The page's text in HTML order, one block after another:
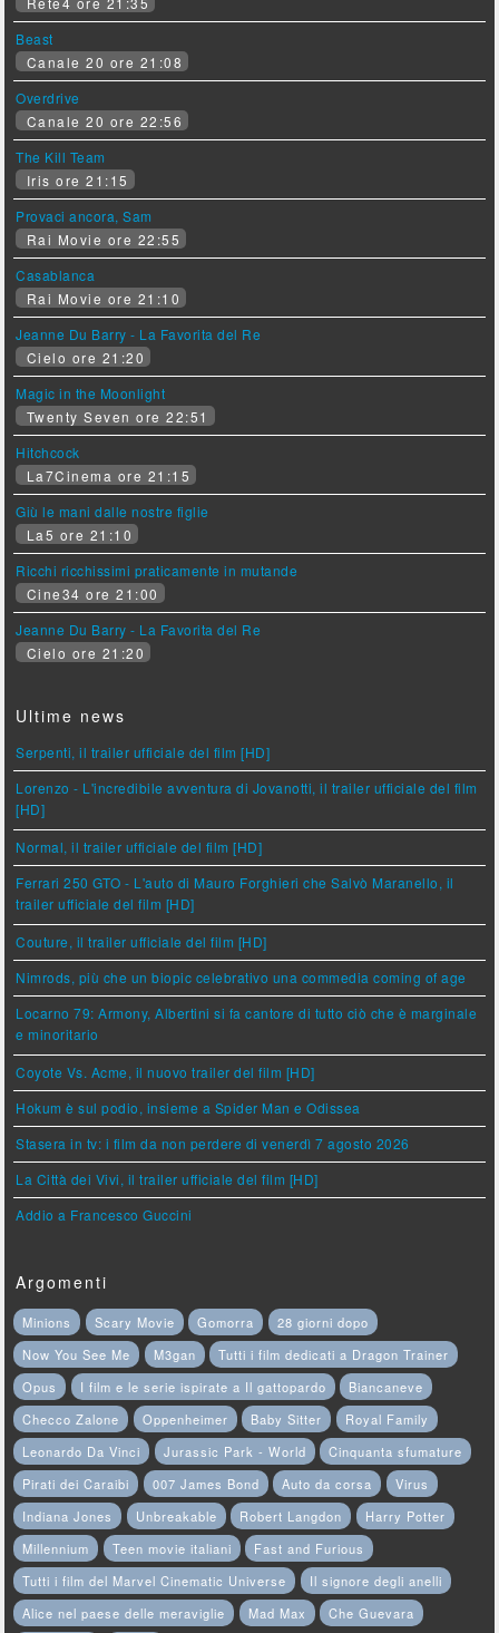
Beast
Canale 20 ore 21:08
Overdrive
Canale 20 ore 22:56
The Kill Team
Iris ore 21:15
Provaci ancora, Sam
Rai Movie ore 22:55
Casablanca
Rai Movie ore 21:10
Jeanne Du Barry - La Favorita del Re
Cielo ore 21:20
Magic in the Moonlight
Twenty Seven ore 22:51
Hitchcock
La7Cinema ore 21:15
Giù le mani dalle nostre figlie
La5 ore 21:10
Ricchi ricchissimi praticamente in mutande
Cine34 ore 21:00
Jeanne Du Barry - La Favorita del Re
Cielo ore 21:20
Ultime news
Serpenti, il trailer ufficiale del film [HD]
Lorenzo - L'incredibile avventura di Jovanotti, il trailer ufficiale del film
[HD]
Normal, il trailer ufficiale del film [HD]
Ferrari 250 GTO - L'auto di Mauro Forghieri che Salvò Maranello, il
trailer ufficiale del film [HD]
Couture, il trailer ufficiale del film [HD]
Nimrods, più che un biopic celebrativo una commedia coming of age
Locarno 79: Armony, Albertini si fa cantore di tutto ciò che è marginale
e minoritario
Coyote Vs. Acme, il nuovo trailer del film [HD]
Hokum è sul podio, insieme a Spider Man e Odissea
Stasera in tv: i film da non perdere di venerdì 7 agosto 2026
La Città dei Vivi, il trailer ufficiale del film [HD]
Addio a Francesco Guccini
Argomenti
Minions Scary Movie Gomorra
28 giorni dopo
Now You See Me
M3gan
Tutti i film dedicati a Dragon Trainer
Opus
I film e le serie ispirate a Il gattopardo
Biancaneve
Checco Zalone
Oppenheimer Baby Sitter
Royal Family
Leonardo Da Vinci
Jurassic Park - World
Cinquanta sfumature
Pirati dei Caraibi
007 James Bond Auto da corsa
Virus
Indiana Jones
Unbreakable Robert Langdon
Harry Potter
Millennium
Teen movie italiani
Fast and Furious
Tutti i film del Marvel Cinematic Universe
Il signore degli anelli
Alice nel paese delle meraviglie
Mad Max Che Guevara